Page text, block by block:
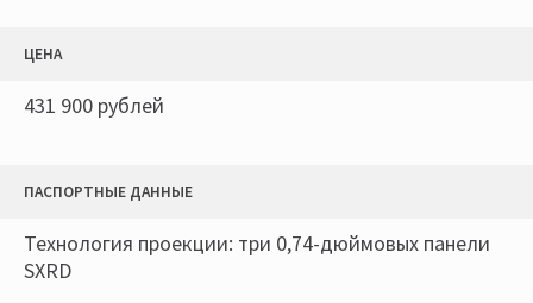
ЦЕНА
431 900 рублей
ПАСПОРТНЫЕ ДАННЫЕ
Технология проекции: три 0,74-дюймовых панели
SXRD